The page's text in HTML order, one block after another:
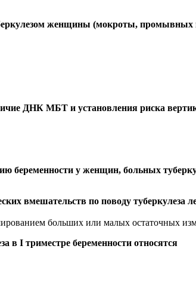
женщины (мокроты,
ДНК МБТ и установления риска
беременности у женщин, больных
вмешательств по поводу
больших или малых остаточных
в I триместре беременности относятся